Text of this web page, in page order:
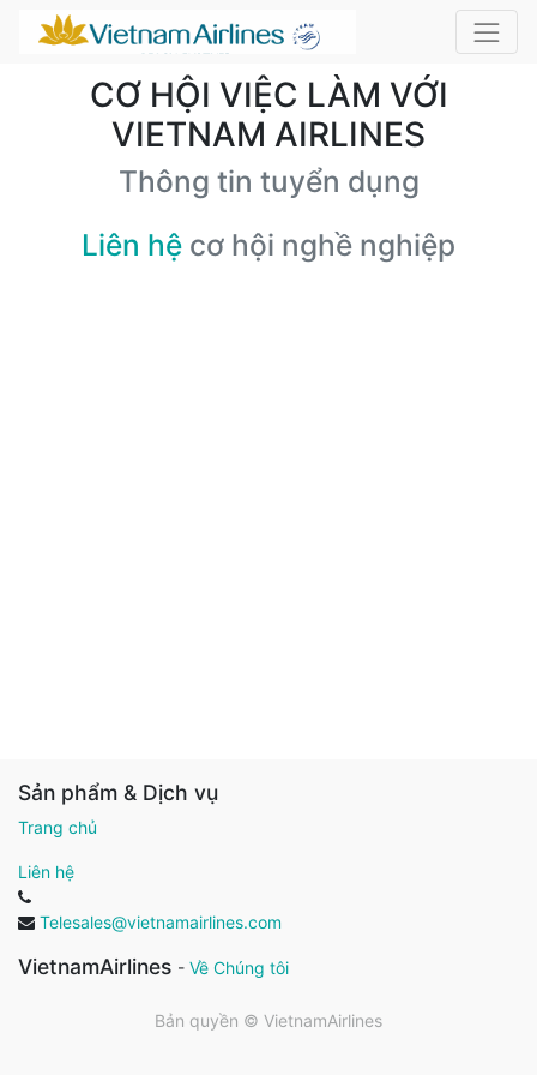
CƠ HỘI VIỆC LÀM VỚI
VIETNAM AIRLINES
Thông tin tuyển dụng
Liên hệ cơ hội nghề nghiệp
Sản phẩm & Dịch vụ
Trang chủ
Liên hệ
Telesales@vietnamairlines.com
VietnamAirlines - Về Chúng tôi
Bản quyền © VietnamAirlines